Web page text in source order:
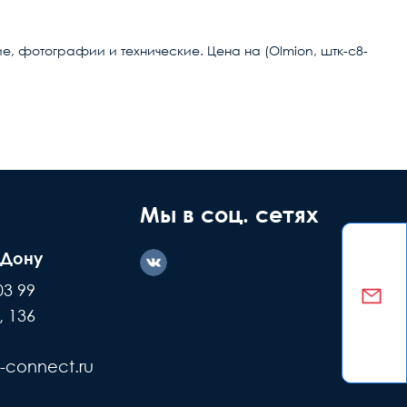
детали +
Делаем обмен
фотографии и технические. Цена на (Olmion, штк-с8-
99
136
connect.ru
Мы в соц. сетях